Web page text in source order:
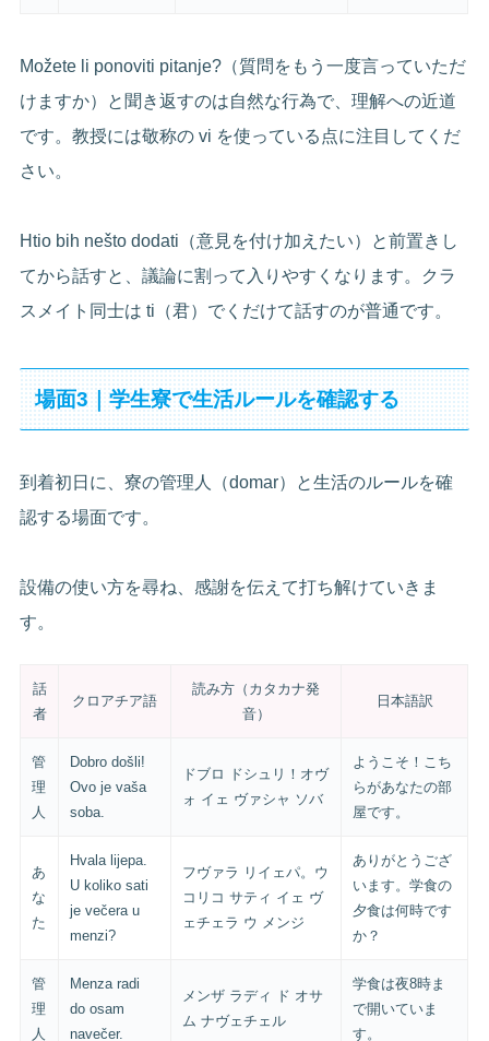
Možete li ponoviti pitanje?（質問をもう一度言っていただ
けますか）と聞き返すのは自然な行為で、理解への近道
です。教授には敬称の vi を使っている点に注目してくだ
さい。
Htio bih nešto dodati（意見を付け加えたい）と前置きし
てから話すと、議論に割って入りやすくなります。クラ
スメイト同士は ti（君）でくだけて話すのが普通です。
場面3｜学生寮で生活ルールを確認する
到着初日に、寮の管理人（domar）と生活のルールを確
認する場面です。
設備の使い方を尋ね、感謝を伝えて打ち解けていきま
す。
話
者
クロアチア語
読み方（カタカナ発
音）
日本語訳
管
理
人
Dobro došli!
Ovo je vaša
soba.
ドブロ ドシュリ！オヴ
ォ イェ ヴァシャ ソバ
ようこそ！こち
らがあなたの部
屋です。
あ
な
た
Hvala lijepa.
U koliko sati
je večera u
menzi?
フヴァラ リイェパ。ウ
コリコ サティ イェ ヴ
ェチェラ ウ メンジ
ありがとうござ
います。学食の
夕食は何時です
か？
管
理
人
Menza radi
do osam
navečer.
メンザ ラディ ド オサ
ム ナヴェチェル
学食は夜8時ま
で開いていま
す。